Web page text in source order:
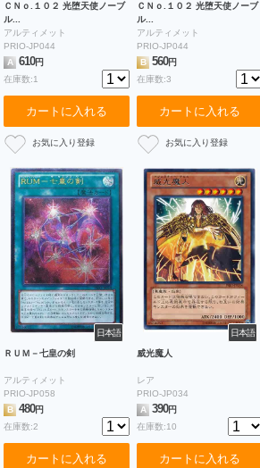
ＣＮｏ.１０２ 光堕天使ノーブ
ル...
アルティメット
PRIO-JP044
A
610円
在庫数:1
カートに入れる
ＣＮｏ.１０２ 光堕天使ノーブ
ル...
アルティメット
PRIO-JP044
B
560円
在庫数:3
カートに入れる
日本語
ＲＵＭ－七皇の剣
アルティメット
PRIO-JP058
B
480円
在庫数:2
カートに入れる
日本語
威光魔人
レア
PRIO-JP034
A
390円
在庫数:10
カートに入れる